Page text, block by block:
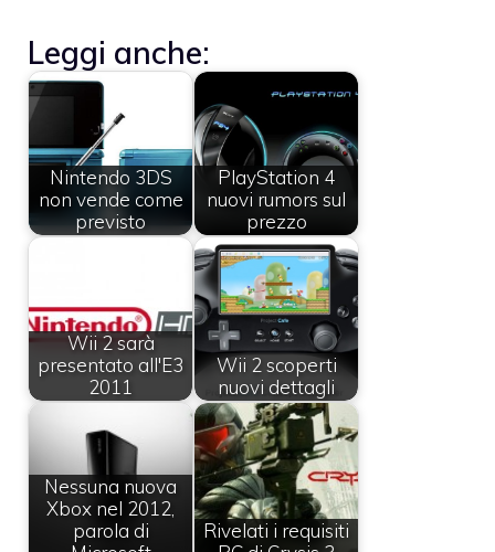
Leggi anche:
Nintendo 3DS
non vende come
previsto
PlayStation 4
nuovi rumors sul
prezzo
Wii 2 sarà
presentato all'E3
2011
Wii 2 scoperti
nuovi dettagli
Nessuna nuova
Xbox nel 2012,
parola di
Rivelati i requisiti